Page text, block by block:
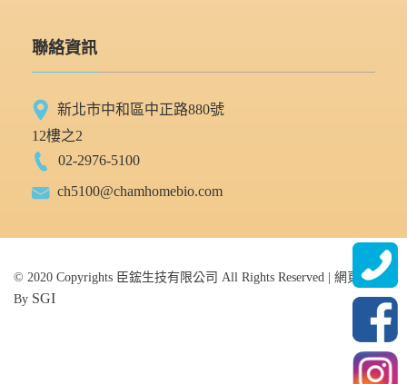
聯絡資訊
新北市中和區中正路880號
12樓之2
02-2976-5100
ch5100@chamhomebio.com
© 2020 Copyrights 臣鋐生技有限公司 All Rights Reserved | 網頁設計
By SGI